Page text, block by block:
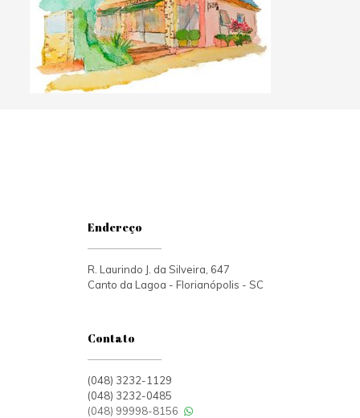
Endereço
R. Laurindo J. da Silveira, 647
Canto da Lagoa - Florianópolis - SC
Contato
(048) 3232-1129
(048) 3232-0485
(048) 99998-8156